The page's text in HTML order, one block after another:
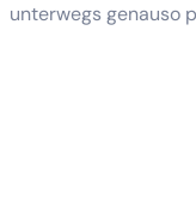
unterwegs genauso